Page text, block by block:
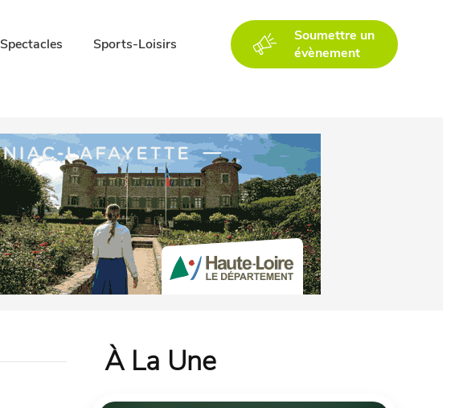
Spectacles Sports-Loisirs
Soumettre un
évènement
À La Une